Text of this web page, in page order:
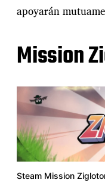
apoyarán
Mission
Steam Mission